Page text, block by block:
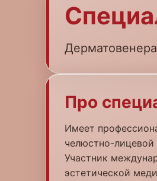
Про
Имеет
челюстно-
Участник
эстетической